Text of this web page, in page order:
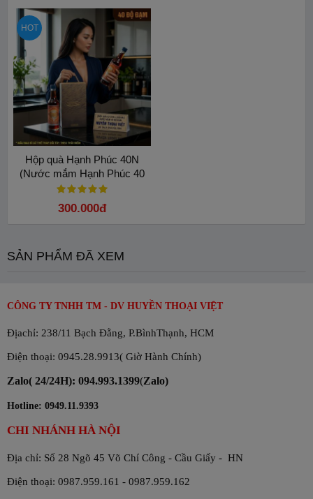
HOT
Hộp quà Hạnh Phúc 40N
(Nước mắm Hạnh Phúc 40
độ đạm - 2 chai 500 ml) cao
cấp
300.000đ
SẢN PHẨM ĐÃ XEM
CÔNG TY TNHH TM - DV HUYỀN THOẠI VIỆT
Địachỉ: 238/11 Bạch Đằng, P.BìnhThạnh, HCM
Điện thoại: 0945.28.9913( Giờ Hành Chính)
Zalo( 24/24H): 094.993.1399(Zalo)
Hotline: 0949.11.9393
CHI NHÁNH HÀ NỘI
Địa chỉ: Số 28 Ngõ 45 Võ Chí Công - Cầu Giấy - HN
Điện thoại: 0987.959.161 - 0987.959.162